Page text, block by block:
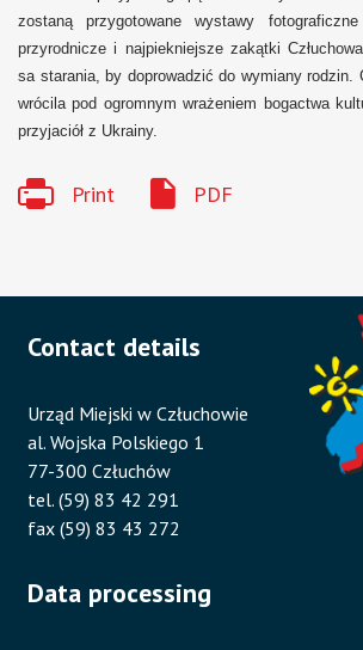
zostaną przygotowane wystawy
przyrodnicze i najpiekniejsze zakątki
sa starania, by doprowadzić do wymiany rodzin.
wrócila pod ogromnym wrażeniem bogactwa
przyjaciół z Ukrainy.
Print PDF
Contact details
Urząd Miejski w Człuchowie
al. Wojska Polskiego 1
77-300 Człuchów
tel. (59) 83 42 291
fax (59) 83 43 272
Data processing